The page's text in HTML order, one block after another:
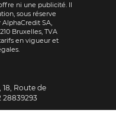
ni une publicité. Il
sous réserve
SA,
Bruxelles, TVA
tarifs en vigueur et
, 18, Route de
28839293